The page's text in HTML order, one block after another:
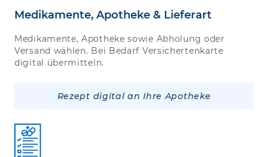
Medikamente, Apotheke & Lieferart
Medikamente, Apotheke sowie Abholung oder
Versand wählen. Bei Bedarf Versichertenkarte
digital übermitteln.
Rezept digital an Ihre Apotheke